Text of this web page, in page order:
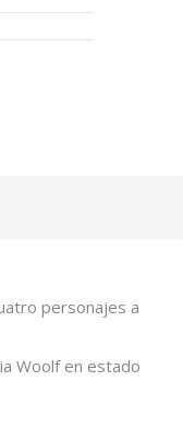
personajes a
Woolf en estado